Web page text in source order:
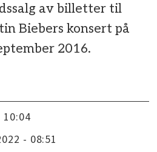
av billetter til
Biebers konsert på
2016.
10:04
- 08:51